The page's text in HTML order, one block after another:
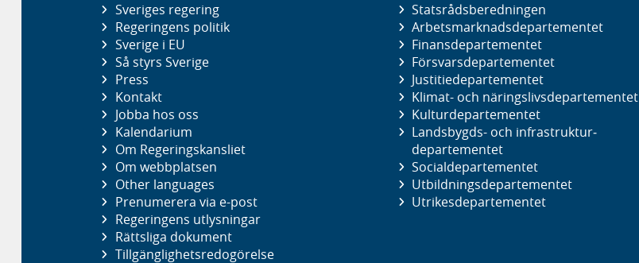
Sveriges regering
Regeringens politik
Sverige i EU
Så styrs Sverige
Press
Kontakt
Jobba hos oss
Kalendarium
Om Regeringskansliet
Om webbplatsen
Other languages
Prenumerera via e-post
Regeringens utlysningar
Rättsliga dokument
Tillgänglighetsredogörelse
Statsrådsberedningen
Arbetsmarknads­departementet
Finans­departementet
Försvars­departementet
Justitie­departementet
Klimat- och näringslivs­departementet
Kultur­departementet
Landsbygds- och infrastruktur­
departementet
Social­departementet
Utbildnings­departementet
Utrikes­departementet